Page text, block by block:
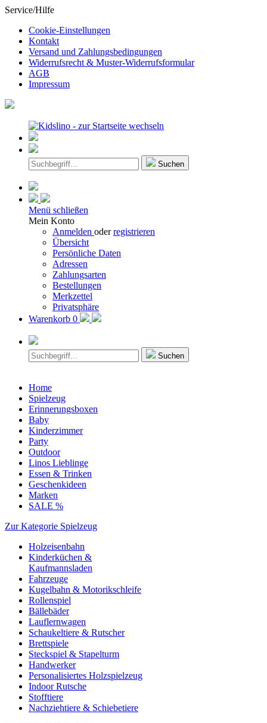
Service/Hilfe
Cookie-Einstellungen
Kontakt
Versand und Zahlungsbedingungen
Widerrufsrecht & Muster-Widerrufsformular
AGB
Impressum
Suchen
Menü schließen
Mein Konto
Anmelden oderregistrieren
Übersicht
Persönliche Daten
Adressen
Zahlungsarten
Bestellungen
Merkzettel
Privatsphäre
Warenkorb 0
Suchen
Home
Spielzeug
Erinnerungsboxen
Baby
Kinderzimmer
Party
Outdoor
Linos Lieblinge
Essen & Trinken
Geschenkideen
Marken
SALE %
Zur Kategorie Spielzeug
Holzeisenbahn
Kinderküchen &
Kaufmannsladen
Fahrzeuge
Kugelbahn & Motorikschleife
Rollenspiel
Bällebäder
Lauflernwagen
Schaukeltiere & Rutscher
Brettspiele
Steckspiel & Stapelturm
Handwerker
Personalisiertes Holzspielzeug
Indoor Rutsche
Stofftiere
Nachziehtiere & Schiebetiere